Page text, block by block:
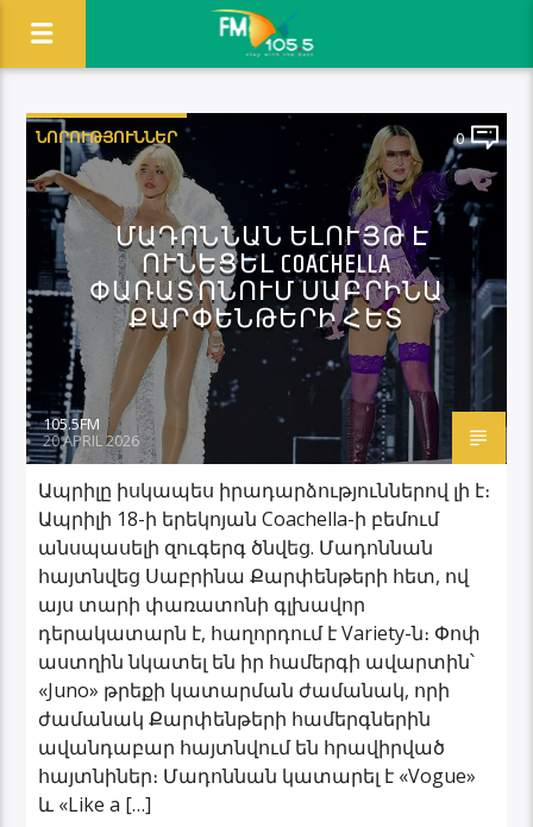
ՆՈՐՈՒԹՅՈՒՆՆԵՐ 0
ՄԱԴՈՆՆԱՆ ԵԼՈՒՅԹ Է
ՈՒՆԵՑԵԼ COACHELLA
ՓԱՌԱՏՈՆՈՒՄ ՍԱԲՐԻՆԱ
ՔԱՐՓԵՆԹԵՐԻ ՀԵՏ
105.5FM
20 APRIL 2026
Ապրիլը իսկապես իրադարձություններով լի է։
Ապրիլի 18-ի երեկոյան Coachella-ի բեմում
անսպասելի զուգերգ ծնվեց. Մադոննան
հայտնվեց Սաբրինա Քարփենթերի հետ, ով
այս տարի փառատոնի գլխավոր
դերակատարն է, հաղորդում է Variety-ն։ Փոփ
աստղին նկատել են իր համերգի ավարտին՝
«Juno» թրեքի կատարման ժամանակ, որի
ժամանակ Քարփենթերի համերգներին
ավանդաբար հայտնվում են հրավիրված
հայտնիներ։ Մադոննան կատարել է «Vogue»
և «Like a […]